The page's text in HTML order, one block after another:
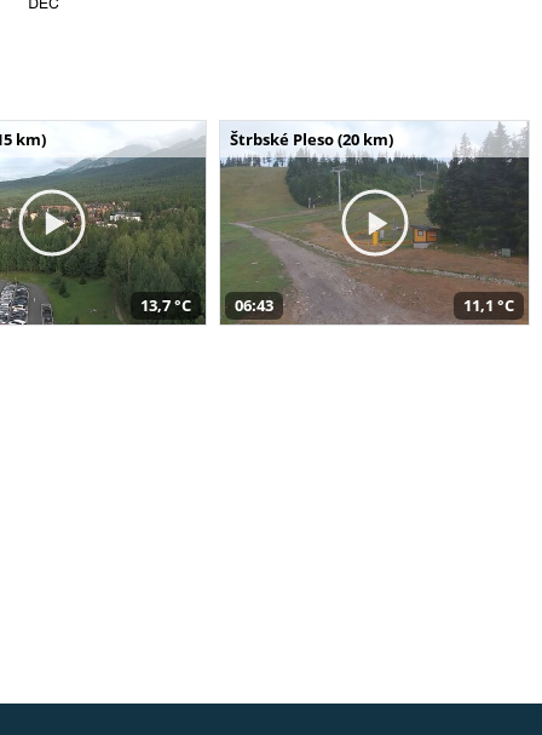
km)
13,7 °C
Štrbské Pleso (20 km)
06:43 11,1 °C